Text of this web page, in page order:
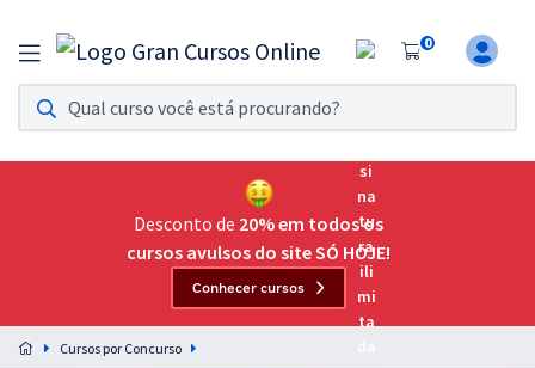
0
Assinatura Ilimitada 11
Acesso a todos os cursos. Teste grátis por 7 dias!
Assinatura OAB Até Passar
Acesso ilimitado a toda preparação para o Exame da
Preparação completa e intensiva para as principais
residências em saúde do Brasil
Desconto de 20% em todos os
cursos avulsos do site SÓ HOJE!
Conhecer cursos
Cursos por Concurso